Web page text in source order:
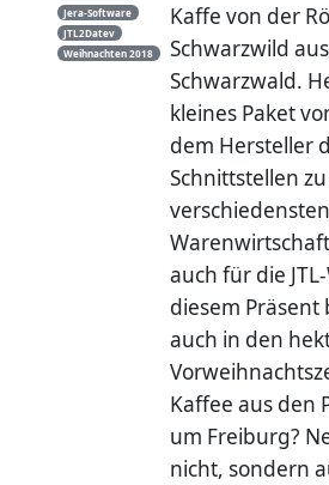
Jera-Software
JTL2Datev
Weihnachten 2018
Kaffe von der
Schwarzwild
Schwarzwald.
kleines Paket
dem Hersteller
Schnittstellen
verschiedensten
auch für die
diesem
auch in den
Kaffee aus den
um Freiburg?
nicht, sondern